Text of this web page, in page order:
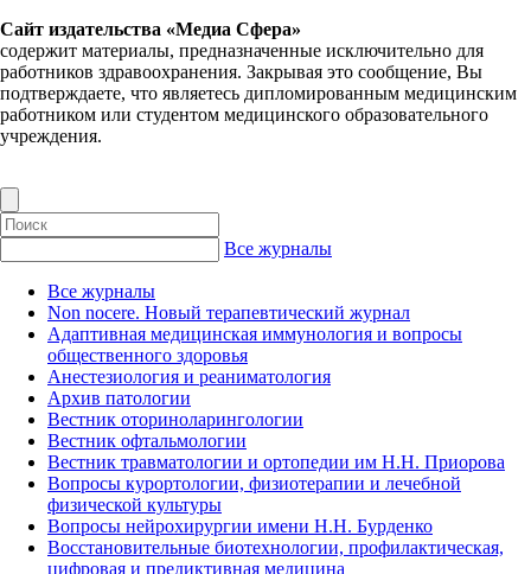
Сайт издательства «Медиа Сфера»
содержит материалы, предназначенные исключительно для
работников здравоохранения. Закрывая это сообщение, Вы
подтверждаете, что являетесь дипломированным медицинским
работником или студентом медицинского образовательного
учреждения.
Все журналы
Все журналы
Non nocere. Новый терапевтический журнал
Адаптивная медицинская иммунология и вопросы
общественного здоровья
Анестезиология и реаниматология
Архив патологии
Вестник оториноларингологии
Вестник офтальмологии
Вестник травматологии и ортопедии им Н.Н. Приорова
Вопросы курортологии, физиотерапии и лечебной
физической культуры
Вопросы нейрохирургии имени Н.Н. Бурденко
Восстановительные биотехнологии, профилактическая,
цифровая и предиктивная медицина